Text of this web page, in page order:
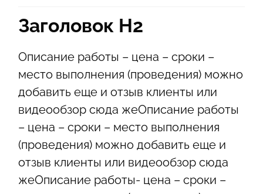
Заголовок Н2
Описание работы – цена – сроки –
место выполнения (проведения) можно
добавить еще и отзыв клиенты или
видеообзор сюда жеОписание работы
– цена – сроки – место выполнения
(проведения) можно добавить еще и
отзыв клиенты или видеообзор сюда
жеОписание работы- цена – сроки –